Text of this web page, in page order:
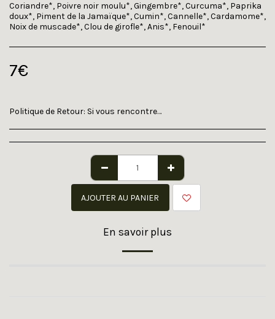
Coriandre*, Poivre noir moulu*, Gingembre*, Curcuma*, Paprika
doux*, Piment de la Jamaïque*, Cumin*, Cannelle*, Cardamome*,
Noix de muscade*, Clou de girofle*, Anis*, Fenouil*
7€
Politique de Retour: Si vous rencontrer un problème sur le site ou sur la livraison ou toutes autres natures que ce soit, veuillez nous contacter par mail
AJOUTER AU PANIER
En savoir plus